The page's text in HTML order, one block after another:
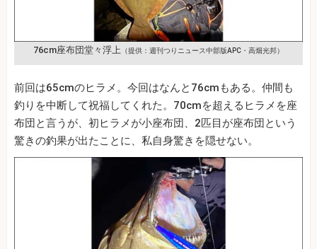
76cm座布団堂々浮上 （提供：週刊つりニュース中部版APC・高畑光邦）
前回は65cmのヒラメ。今回はなんと76cmもある。仲間も
釣りを中断して祝福してくれた。70cmを超えるヒラメを座
布団と言うが、初ヒラメが小座布団、2匹目が座布団という
驚きの釣果が出たことに、私自身驚きを隠せない。